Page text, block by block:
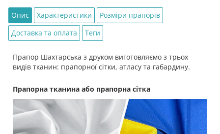
Опис Характеристики
Розміри прапорів
Доставка та оплата
Теги
Прапор Шахтарська з друком виготовляємо з трьох
видів тканин: прапорної сітки, атласу та габардину.
Прапорна тканина або прапорна сітка